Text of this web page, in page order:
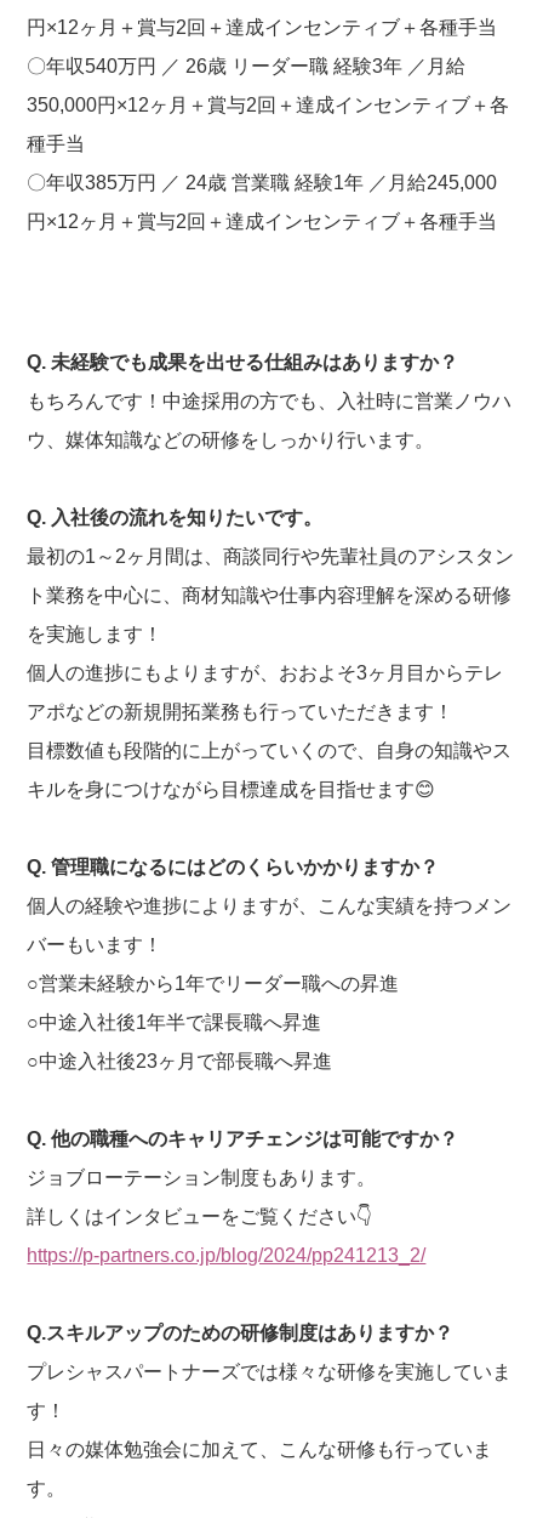
円×12ヶ月＋賞与2回＋達成インセンティブ＋各種手当
〇年収540万円 ／ 26歳 リーダー職 経験3年 ／月給
350,000円×12ヶ月＋賞与2回＋達成インセンティブ＋各
種手当
〇年収385万円 ／ 24歳 営業職 経験1年 ／月給245,000
円×12ヶ月＋賞与2回＋達成インセンティブ＋各種手当
Q. 未経験でも成果を出せる仕組みはありますか？
もちろんです！中途採用の方でも、入社時に営業ノウハ
ウ、媒体知識などの研修をしっかり行います。
Q. 入社後の流れを知りたいです。
最初の1～2ヶ月間は、商談同行や先輩社員のアシスタン
ト業務を中心に、商材知識や仕事内容理解を深める研修
を実施します！
個人の進捗にもよりますが、おおよそ3ヶ月目からテレ
アポなどの新規開拓業務も行っていただきます！
目標数値も段階的に上がっていくので、自身の知識やス
キルを身につけながら目標達成を目指せます😊
Q. 管理職になるにはどのくらいかかりますか？
個人の経験や進捗によりますが、こんな実績を持つメン
バーもいます！
○営業未経験から1年でリーダー職への昇進
○中途入社後1年半で課長職へ昇進
○中途入社後23ヶ月で部長職へ昇進
Q. 他の職種へのキャリアチェンジは可能ですか？
ジョブローテーション制度もあります。
詳しくはインタビューをご覧ください👇
https://p-partners.co.jp/blog/2024/pp241213_2/
Q.スキルアップのための研修制度はありますか？
プレシャスパートナーズでは様々な研修を実施していま
す！
日々の媒体勉強会に加えて、こんな研修も行っていま
す。